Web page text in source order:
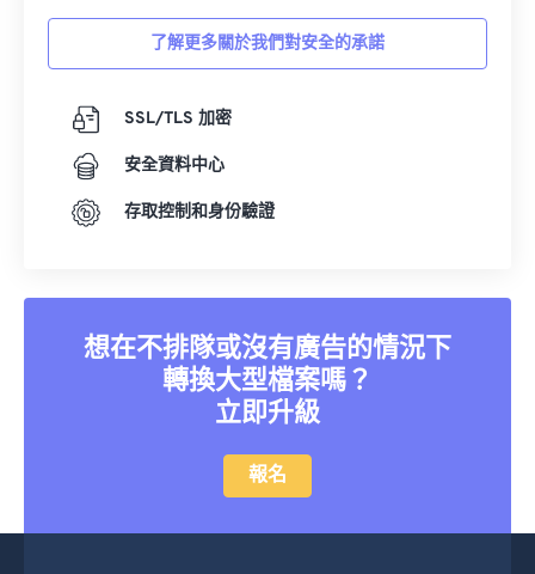
了解更多關於我們對安全的承諾
SSL/TLS 加密
安全資料中心
存取控制和身份驗證
想在不排隊或沒有廣告的情況下
轉換大型檔案嗎？
立即升級
報名